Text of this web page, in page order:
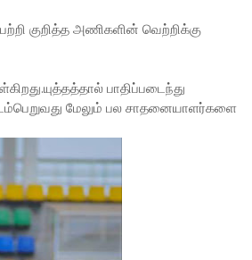
குறித்த அணிகளின் வெற்றிக்கு
பாதிப்படைந்து
மேலும் பல சாதனையாளர்களை